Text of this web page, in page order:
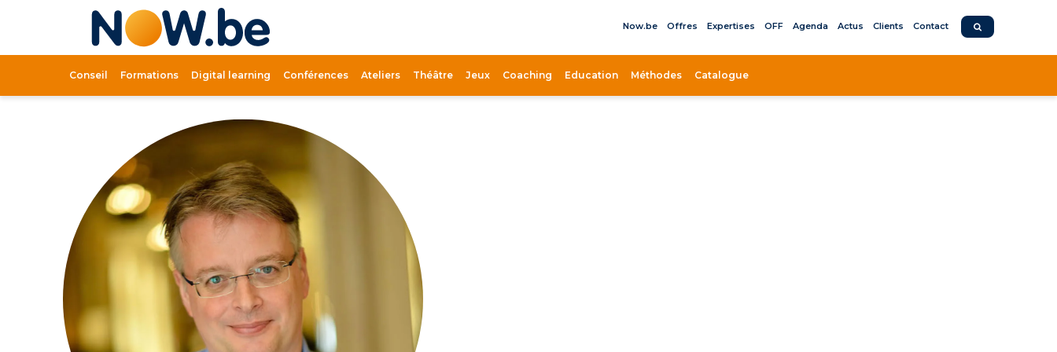
d'accueil
Now.be Offres Expertises OFF Agenda Actus Clients Contact
Conseil Formations Digital learning Conférences Ateliers Théâtre Jeux Coaching Education Méthodes Catalogue